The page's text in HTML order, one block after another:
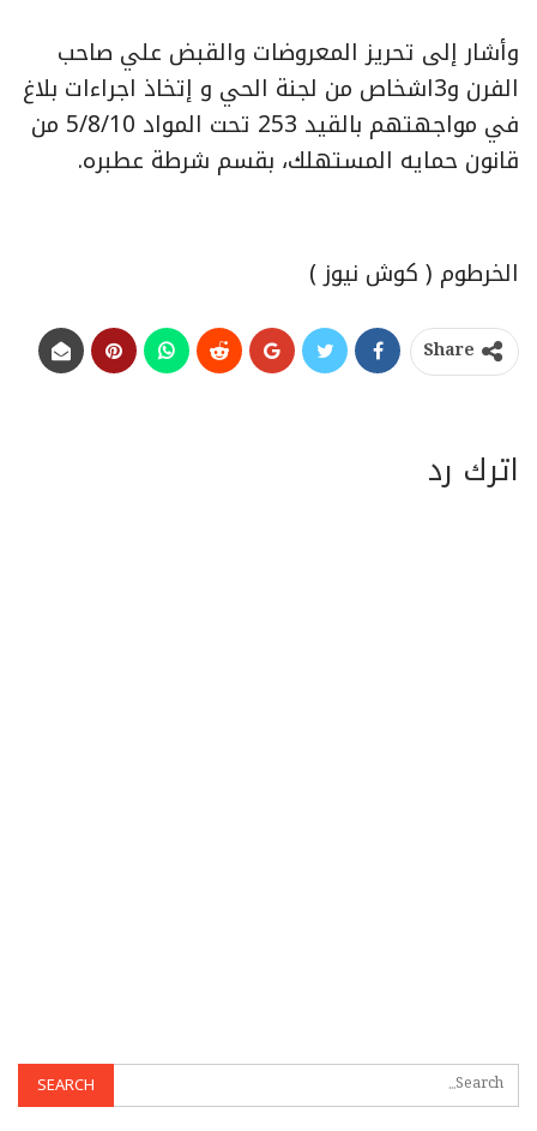
وأشار إلى تحريز المعروضات والقبض علي صاحب
الفرن و3اشخاص من لجنة الحي و إتخاذ اجراءات بلاغ
في مواجهتهم بالقيد 253 تحت المواد 5/8/10 من
قانون حمايه المستهلك، بقسم شرطة عطبره.
الخرطوم ( كوش نيوز )
Share
اترك رد